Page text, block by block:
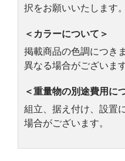
択をお願いいたします。
＜カラーについて＞
掲載商品の色調につき
異なる場合がございます
＜重量物の別途費用に
組立、据え付け、設置
場合がございます。